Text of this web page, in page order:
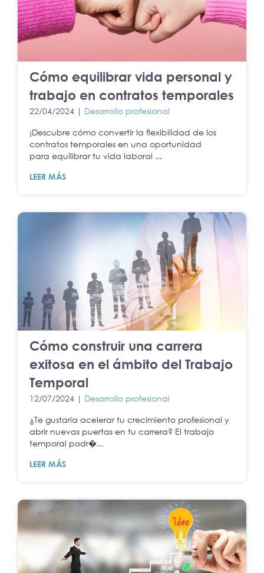
Cómo equilibrar vida personal y
trabajo en contratos temporales
22/04/2024 | Desarrollo profesional
¡Descubre cómo convertir la flexibilidad de los
contratos temporales en una oportunidad
para equilibrar tu vida laboral ...
LEER MÁS
Cómo construir una carrera
exitosa en el ámbito del Trabajo
Temporal
12/07/2024 | Desarrollo profesional
¿Te gustaría acelerar tu crecimiento profesional y
abrir nuevas puertas en tu carrera? El trabajo
temporal podr�...
LEER MÁS